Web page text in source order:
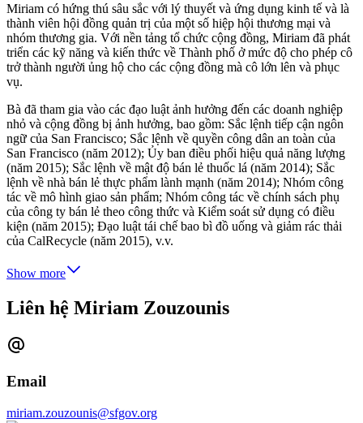
Miriam có hứng thú sâu sắc với lý thuyết và ứng dụng kinh tế và là
thành viên hội đồng quản trị của một số hiệp hội thương mại và
nhóm thương gia. Với nền tảng tổ chức cộng đồng, Miriam đã phát
triển các kỹ năng và kiến thức về Thành phố ở mức độ cho phép cô
trở thành người ủng hộ cho các cộng đồng mà cô lớn lên và phục
vụ.
Bà đã tham gia vào các đạo luật ảnh hưởng đến các doanh nghiệp
nhỏ và cộng đồng bị ảnh hưởng, bao gồm: Sắc lệnh tiếp cận ngôn
ngữ của San Francisco; Sắc lệnh về quyền công dân an toàn của
San Francisco (năm 2012); Ủy ban điều phối hiệu quả năng lượng
(năm 2015); Sắc lệnh về mật độ bán lẻ thuốc lá (năm 2014); Sắc
lệnh về nhà bán lẻ thực phẩm lành mạnh (năm 2014); Nhóm công
tác về mô hình giao sản phẩm; Nhóm công tác về chính sách phụ
của công ty bán lẻ theo công thức và Kiểm soát sử dụng có điều
kiện (năm 2015); Đạo luật tái chế bao bì đồ uống và giảm rác thải
của CalRecycle (năm 2015), v.v.
Show more
Liên hệ Miriam Zouzounis
Email
miriam.zouzounis@sfgov.org